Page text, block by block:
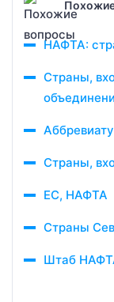
НАФТА:
Страны,
Страны,
ЕС, НАФТА
Страны
Штаб